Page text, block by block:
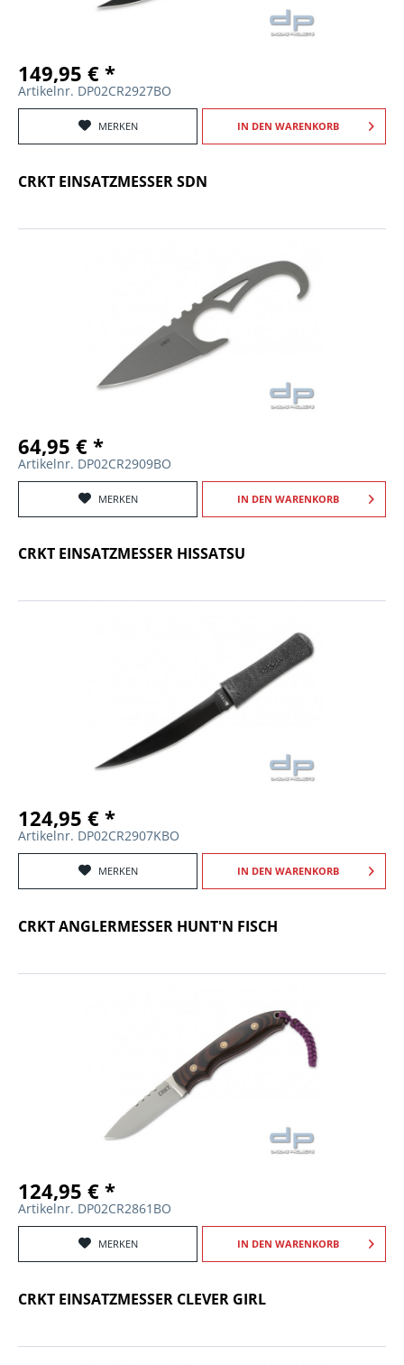
149,95 € *
Artikelnr. DP02CR2927BO
MERKEN IN DEN WARENKORB
CRKT EINSATZMESSER SDN
64,95 € *
Artikelnr. DP02CR2909BO
MERKEN IN DEN WARENKORB
CRKT EINSATZMESSER HISSATSU
124,95 € *
Artikelnr. DP02CR2907KBO
MERKEN IN DEN WARENKORB
CRKT ANGLERMESSER HUNT'N FISCH
124,95 € *
Artikelnr. DP02CR2861BO
MERKEN IN DEN WARENKORB
CRKT EINSATZMESSER CLEVER GIRL